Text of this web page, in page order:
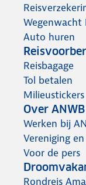
Wegenwacht
Auto huren
Reisbagage
Tol betalen
Milieustickers
Over ANWB
Werken bij
Vereniging
Voor de pers
Rondreis